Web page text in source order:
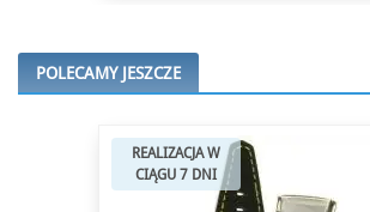
POLECAMY JESZCZE
REALIZACJA W
CIĄGU 7 DNI